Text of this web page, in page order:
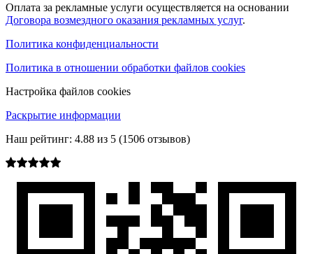
Оплата за рекламные услуги осуществляется на основании
Договора возмездного оказания рекламных услуг.
Политика конфиденциальности
Политика в отношении обработки файлов cookies
Настройка файлов cookies
Раскрытие информации
Наш рейтинг: 4.88 из 5 (1506 отзывов)